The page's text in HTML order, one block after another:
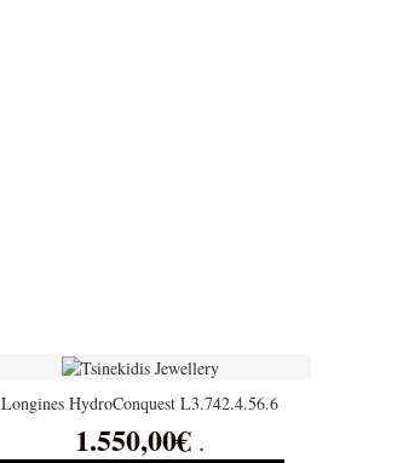
Longines HydroConquest L3.742.4.56.6
1.550,00€ .